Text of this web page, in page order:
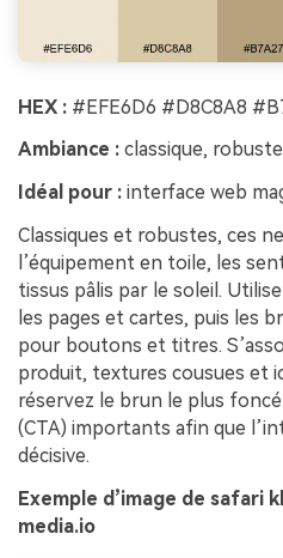
HEX : #EFE6D6 #D8C8A8
Ambiance : classique,
Idéal pour : interface web
Classiques et robustes, ces
l’équipement en toile, les
tissus pâlis par le soleil.
les pages et cartes, puis les
pour boutons et titres.
produit, textures cousues et
réservez le brun le plus
(CTA) importants afin que
décisive.
Exemple d’image de safari
media.io